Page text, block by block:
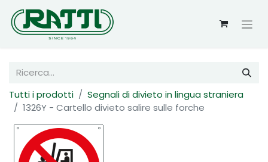
Tutti i prodotti
Segnali di divieto in lingua straniera
1326Y - Cartello divieto salire sulle forche